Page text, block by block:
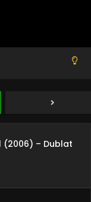
(2006) – Dublat
2025
1 Episodul 10 –
1 Episodul 9 – Ape
Episodul 8 –